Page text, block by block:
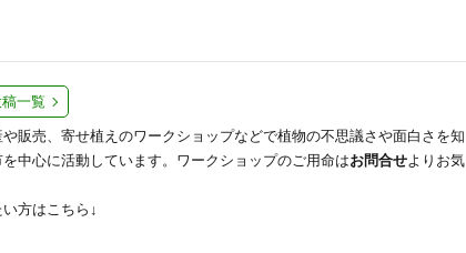
一覧
販売、寄せ植えのワークショップなどで植物の不思議さや面白さを知
中心に活動しています。ワークショップのご用命はお問合せよりお気
方はこちら↓